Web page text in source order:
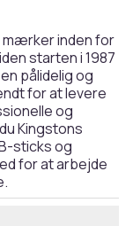
mærker inden for
starten i 1987
pålidelig og
for at levere
og
Kingstons
sticks og
for at arbejde